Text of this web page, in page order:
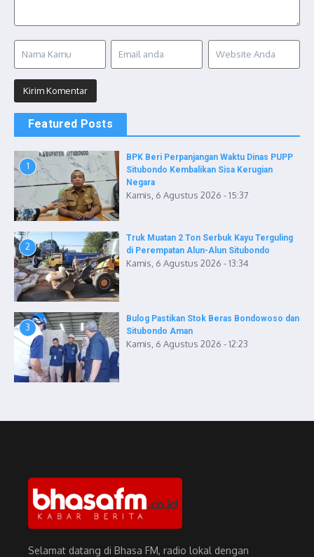
Featured Posts
1
BPK Beri Perpanjangan Waktu Dinas PUPP
Situbondo Kembalikan Sisa Kerugian
Negara
Kamis, 6 Agustus 2026 - 15:37
2
Truk Muatan 2 Ton Serbuk Kayu Terguling
di Perempatan Alun-Alun Situbondo
Kamis, 6 Agustus 2026 - 13:34
3
Bulog Pastikan Stok Beras Bondowoso dan
Situbondo Aman
Kamis, 6 Agustus 2026 - 12:23
Selamat datang di Bhasa FM, radio lokal dengan